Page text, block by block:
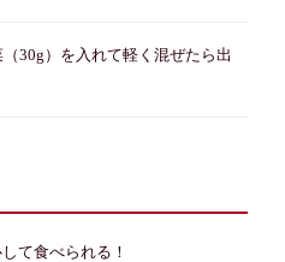
30g）を入れて軽く混ぜたら出
て食べられる！